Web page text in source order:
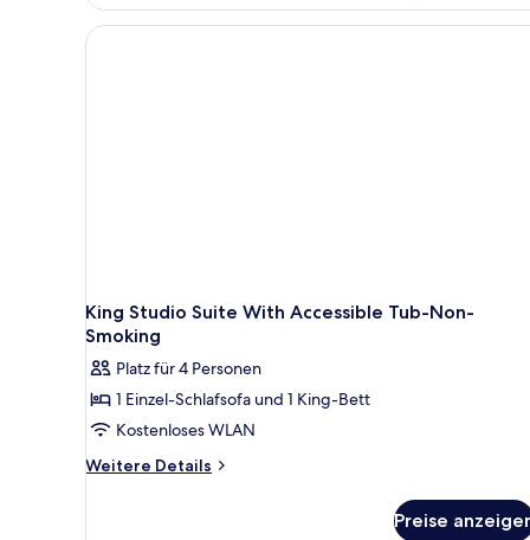
King Studio Suite With Accessible Tub-Non-
Smoking
Platz für 4 Personen
1 Einzel-Schlafsofa und 1 King-Bett
Kostenloses WLAN
Weitere Details
Weitere
Preise